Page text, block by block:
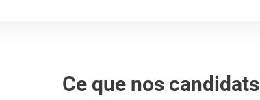
Ce que nos candidats